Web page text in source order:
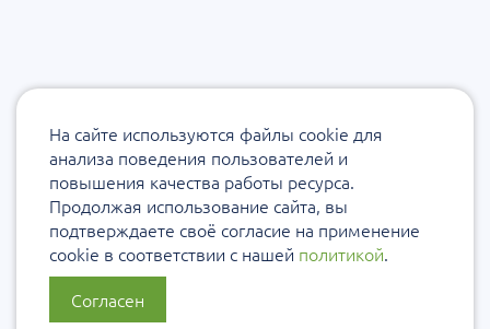
На сайте используются файлы cookie для
анализа поведения пользователей и
повышения качества работы ресурса.
Продолжая использование сайта, вы
подтверждаете своё согласие на применение
cookie в соответствии с нашей политикой.
Согласен